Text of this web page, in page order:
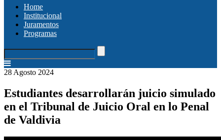
Home
Institucional
Juramentos
Programas
28 Agosto 2024
Estudiantes desarrollarán juicio simulado
en el Tribunal de Juicio Oral en lo Penal
de Valdivia